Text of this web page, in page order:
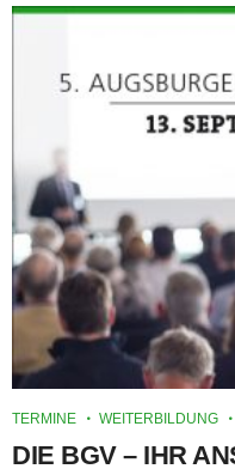
TERMINE WEITERBILDUNG
DIE BGV – IHR